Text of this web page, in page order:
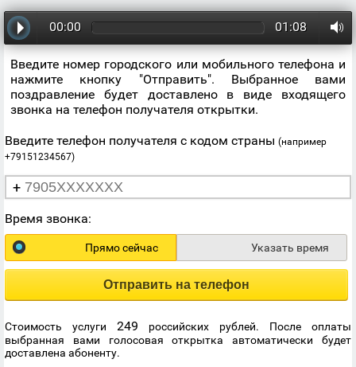
00:00 01:08
Введите номер городского или мобильного телефона и
нажмите кнопку "Отправить". Выбранное вами
поздравление будет доставлено в виде входящего
звонка на телефон получателя открытки.
Введите телефон получателя с кодом страны (например
+79151234567)
+
Время звонка:
Прямо сейчас Указать время
Отправить на телефон
Стоимость услуги 249 российских рублей. После оплаты
выбранная вами голосовая открытка автоматически будет
доставлена абоненту.